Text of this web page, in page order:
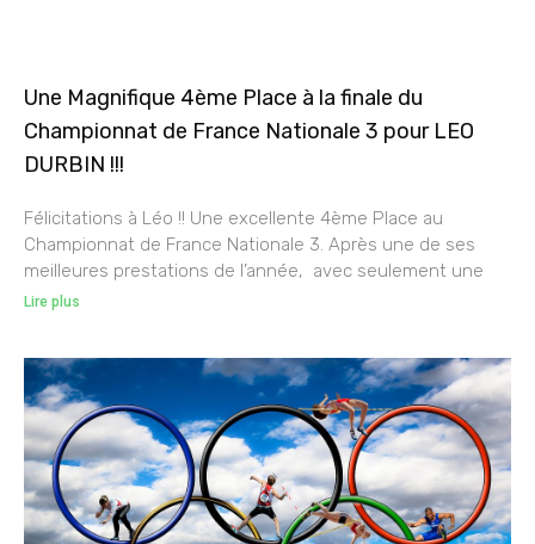
Une Magnifique 4ème Place à la finale du
Championnat de France Nationale 3 pour LEO
DURBIN !!!
Félicitations à Léo !! Une excellente 4ème Place au
Championnat de France Nationale 3. Après une de ses
meilleures prestations de l’année, avec seulement une
Lire plus